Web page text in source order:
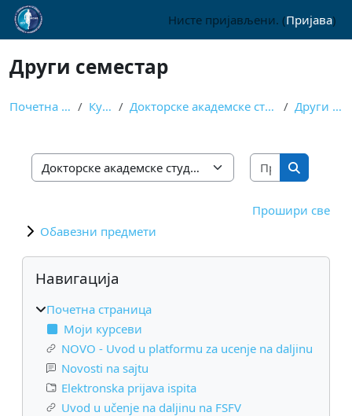
Иди на главни садржај
Нисте пријављени. (Пријава)
Други семестар
Почетна страница Курсеви Докторске академске студије, спортске науке Други семестар
Категорије курсева
Претражи
Претражи
Прошири све
Обавезни предмети
Блокови
Прескочи Навигација
Навигација
Почетна страница
Моји курсеви
NOVO - Uvod u platformu za ucenje na daljinu
Novosti na sajtu
Elektronska prijava ispita
Uvod u učenje na daljinu na FSFV